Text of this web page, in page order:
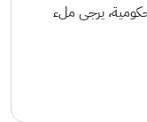
يرجى ملء